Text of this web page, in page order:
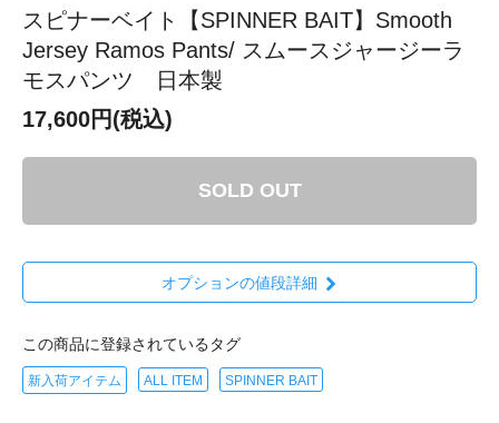
スピナーベイト【SPINNER BAIT】Smooth
Jersey Ramos Pants/ スムースジャージーラ
モスパンツ 日本製
17,600円(税込)
SOLD OUT
オプションの値段詳細
この商品に登録されているタグ
新入荷アイテム ALL ITEM SPINNER BAIT